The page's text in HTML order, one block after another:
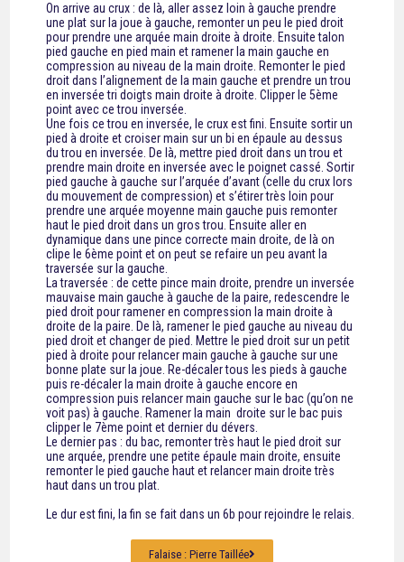
On arrive au crux : de là, aller assez loin à gauche prendre
une plat sur la joue à gauche, remonter un peu le pied droit
pour prendre une arquée main droite à droite. Ensuite talon
pied gauche en pied main et ramener la main gauche en
compression au niveau de la main droite. Remonter le pied
droit dans l’alignement de la main gauche et prendre un trou
en inversée tri doigts main droite à droite. Clipper le 5ème
point avec ce trou inversée.
Une fois ce trou en inversée, le crux est fini. Ensuite sortir un
pied à droite et croiser main sur un bi en épaule au dessus
du trou en inversée. De là, mettre pied droit dans un trou et
prendre main droite en inversée avec le poignet cassé. Sortir
pied gauche à gauche sur l’arquée d’avant (celle du crux lors
du mouvement de compression) et s’étirer très loin pour
prendre une arquée moyenne main gauche puis remonter
haut le pied droit dans un gros trou. Ensuite aller en
dynamique dans une pince correcte main droite, de là on
clipe le 6ème point et on peut se refaire un peu avant la
traversée sur la gauche.
La traversée : de cette pince main droite, prendre un inversée
mauvaise main gauche à gauche de la paire, redescendre le
pied droit pour ramener en compression la main droite à
droite de la paire. De là, ramener le pied gauche au niveau du
pied droit et changer de pied. Mettre le pied droit sur un petit
pied à droite pour relancer main gauche à gauche sur une
bonne plate sur la joue. Re-décaler tous les pieds à gauche
puis re-décaler la main droite à gauche encore en
compression puis relancer main gauche sur le bac (qu’on ne
voit pas) à gauche. Ramener la main droite sur le bac puis
clipper le 7ème point et dernier du dévers.
Le dernier pas : du bac, remonter très haut le pied droit sur
une arquée, prendre une petite épaule main droite, ensuite
remonter le pied gauche haut et relancer main droite très
haut dans un trou plat.
Le dur est fini, la fin se fait dans un 6b pour rejoindre le relais.
Falaise : Pierre Taillée